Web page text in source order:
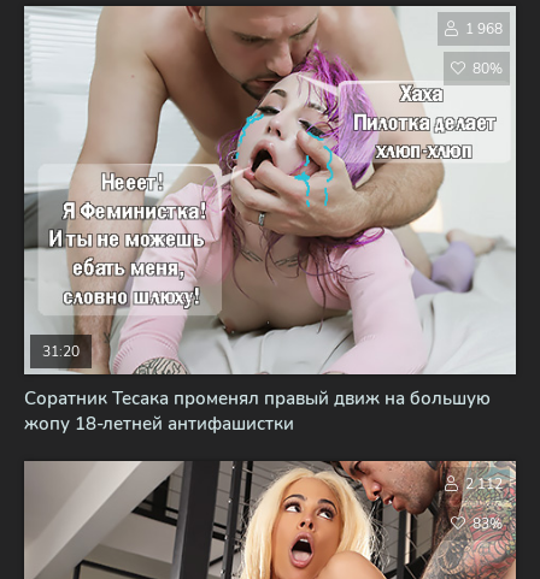
Соратник Тесака променял правый движ на большую
жопу 18-летней антифашистки
31:20
1 968
80%
2 112
83%